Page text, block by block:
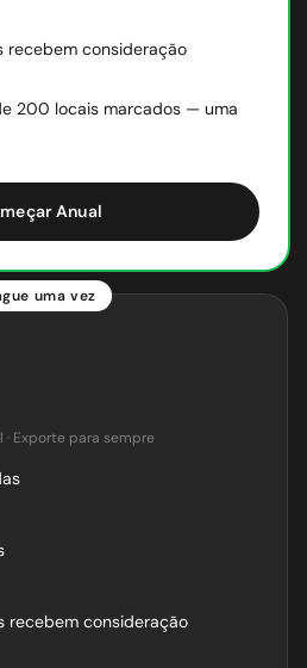
recebem consideração
200 locais marcados — uma
Anual
uma vez
Exporte para sempre
recebem consideração